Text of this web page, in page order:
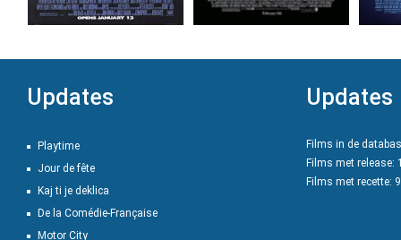
Updates
Playtime
Jour de fête
Kaj ti je deklica
De la Comédie-Française
Motor City
Updates
Films in de
Films met release:
Films met recette: